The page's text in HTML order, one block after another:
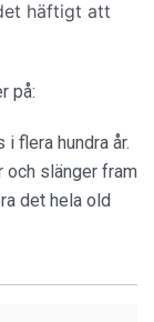
häftigt att
på:
flera hundra år.
och slänger fram
det hela old